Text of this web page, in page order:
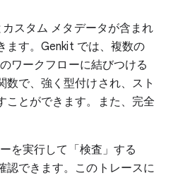
スタム メタデータが含まれ
ます。Genkit では、複数の
ワークフローに結びつける
数で、強く型付けされ、スト
ことができます。また、完全
を実行して「検査」する
認できます。このトレースに